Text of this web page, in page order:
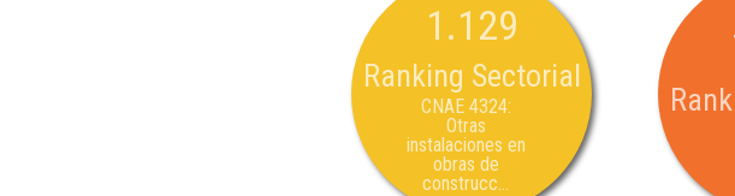
1.129
Ranking Sectorial
CNAE 4324:
Otras
instalaciones en
obras de
construcc...